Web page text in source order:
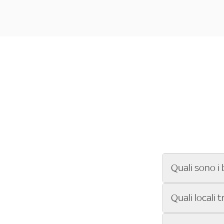
Quali sono i
Se cerchi un
ENILIVE, la
Quali locali